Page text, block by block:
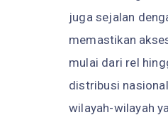
juga sejalan
memastikan
mulai dari rel
distribusi
wilayah-wilayah